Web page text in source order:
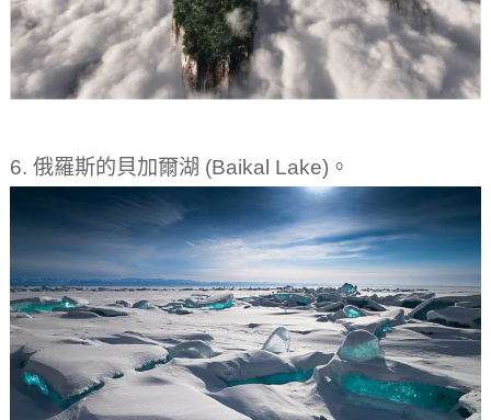
6. 俄羅斯的貝加爾湖 (Baikal Lake)。